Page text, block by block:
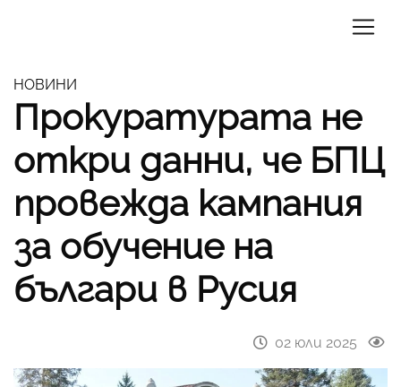
НОВИНИ
Прокуратурата не
откри данни, че БПЦ
провежда кампания
за обучение на
българи в Русия
02 юли 2025